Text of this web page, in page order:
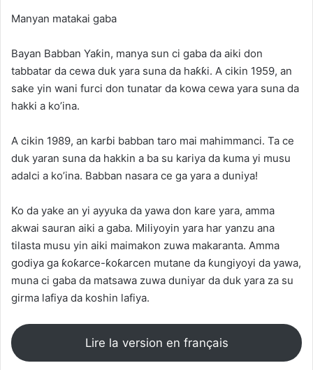
Manyan matakai gaba
Bayan Babban Yaƙin, manya sun ci gaba da aiki don
tabbatar da cewa duk yara suna da haƙƙi. A cikin 1959, an
sake yin wani furci don tunatar da kowa cewa yara suna da
hakki a ko’ina.
A cikin 1989, an karɓi babban taro mai mahimmanci. Ta ce
duk yaran suna da hakkin a ba su kariya da kuma yi musu
adalci a ko’ina. Babban nasara ce ga yara a duniya!
Ko da yake an yi ayyuka da yawa don kare yara, amma
akwai sauran aiki a gaba. Miliyoyin yara har yanzu ana
tilasta musu yin aiki maimakon zuwa makaranta. Amma
godiya ga ƙoƙarce-ƙoƙarcen mutane da ƙungiyoyi da yawa,
muna ci gaba da matsawa zuwa duniyar da duk yara za su
girma lafiya da koshin lafiya.
Lire la version en français